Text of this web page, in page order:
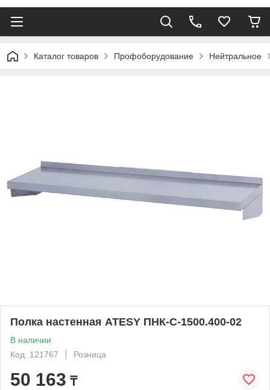
Каталог товаров Профоборудование Нейтральное
Полка настенная ATESY ПНК-С-1500.400-02
В наличии
Код: 121767
Розница
50 163 ₸